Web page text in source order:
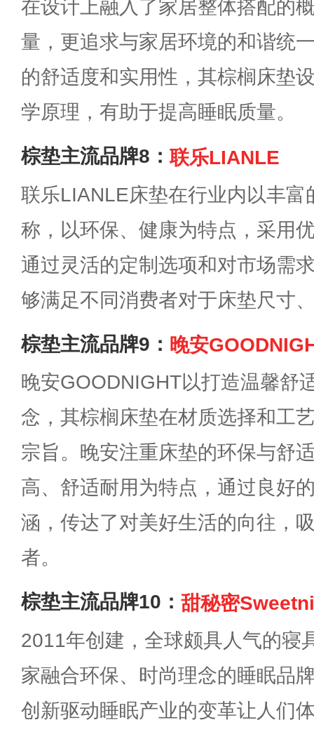
在设计上融入了家居整体搭配的
量，更追求与家居环境的和谐统
的舒适度和实用性，其棕榈床垫
学原理，有助于提高睡眠质量。
棕垫主流品牌8：联乐LIANLE
联乐LIANLE床垫在行业内以丰富
称，以环保、健康为特点，采用
通过灵活的定制选项和对市场需
够满足不同消费者对于床垫尺寸
棕垫主流品牌9： 晚安
晚安GOODNIGHT以打造温馨舒
念，其棕榈床垫在材质选择和工
宗旨。晚安注重床垫的环保与舒
高、舒适耐用为特点，通过良好
涵，传达了对美好生活的向往，
者。
棕垫主流品牌10： 甜秘密
2011年创建，全球颇具人气的寝
家融合环保、时尚理念的睡眠品
创新驱动睡眠产业的变革让人们